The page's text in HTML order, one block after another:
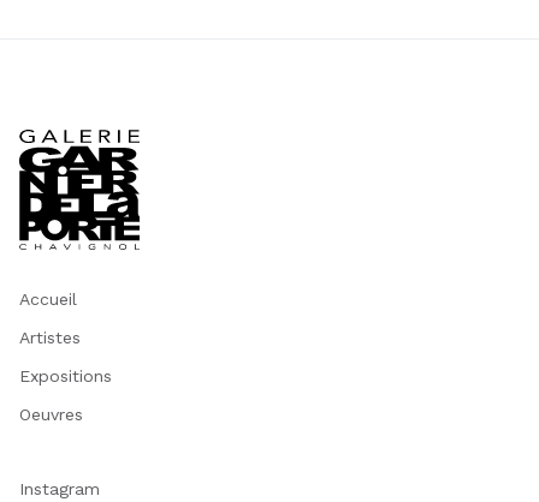
Accueil
Artistes
Expositions
Oeuvres
Instagram